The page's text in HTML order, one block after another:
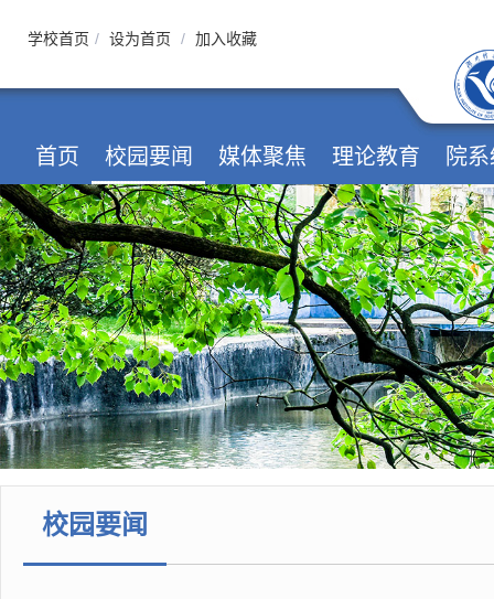
学校首页 / 设为首页 / 加入收藏
首页 校园要闻 媒体聚焦 理论教育 院
校园要闻